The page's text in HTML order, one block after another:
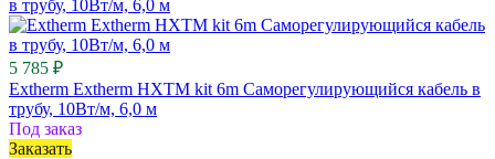
5 785 ₽
Extherm Extherm HXTM kit 6m Саморегулирующийся кабель в
трубу, 10Вт/м, 6,0 м
Под заказ
Заказать